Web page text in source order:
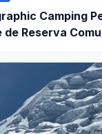
Camping
Reserva